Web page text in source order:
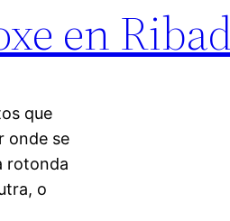
en
que
onde se
rotonda
o